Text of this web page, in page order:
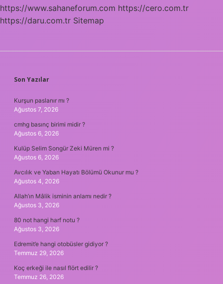
https://www.sahaneforum.com https://cero.com.tr
https://daru.com.tr Sitemap
SIDEBAR
Son Yazılar
Kurşun paslanır mı ?
Ağustos 7, 2026
cmhg basınç birimi midir ?
Ağustos 6, 2026
Kulüp Selim Songür Zeki Müren mi ?
Ağustos 6, 2026
Avcılık ve Yaban Hayatı Bölümü Okunur mu ?
Ağustos 4, 2026
Allah’ın Mâlik isminin anlamı nedir ?
Ağustos 3, 2026
80 not hangi harf notu ?
Ağustos 3, 2026
Edremit’e hangi otobüsler gidiyor ?
Temmuz 29, 2026
Koç erkeği ile nasıl flört edilir ?
Temmuz 26, 2026